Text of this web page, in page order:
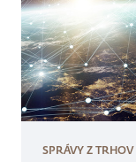
SPRÁVY Z TRHOV